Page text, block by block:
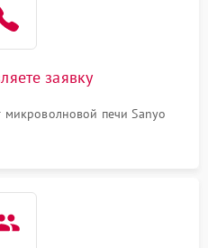
заявку
микроволновой печи Sanyo